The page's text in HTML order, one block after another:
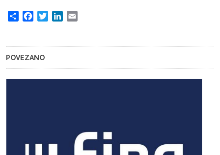
Share FacebookTwitterLinkedIn
POVEZANO